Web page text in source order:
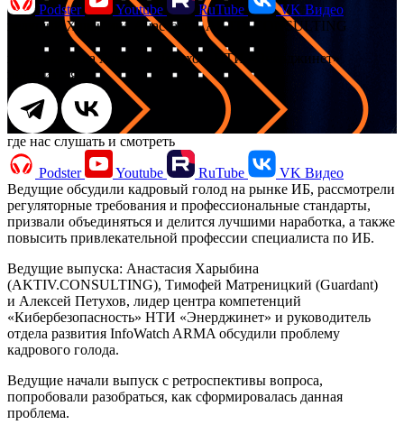
Podster Youtube RuTube
VK Видео
ведущийХарыбина Анастасия, AKTIV.CONSULTING
гость выпуска Алексей Петухов, НТИ «Энерджинет»
поделиться
где нас слушать и смотреть
Podster Youtube RuTube
VK Видео
Ведущие обсудили кадровый голод на рынке ИБ, рассмотрели
регуляторные требования и профессиональные стандарты,
призвали объединяться и делится лучшими наработка, а также
повысить привлекательной профессии специалиста по ИБ.
Ведущие выпуска: Анастасия Харыбина
(AKTIV.CONSULTING), Тимофей Матреницкий (Guardant)
и Алексей Петухов, лидер центра компетенций
«Кибербезопасность» НТИ «Энерджинет» и руководитель
отдела развития InfoWatch ARMA обсудили проблему
кадрового голода.
Ведущие начали выпуск с ретроспективы вопроса,
попробовали разобраться, как сформировалась данная
проблема.